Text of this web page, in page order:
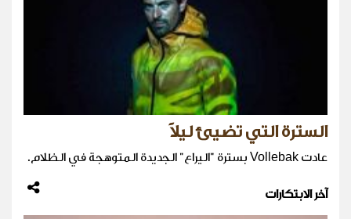
السترة التي تضيئ ليلاً
عادت Vollebak بسترة "اليراع" الجديدة المتوهجة في الظلام.
آخر الابتكارات